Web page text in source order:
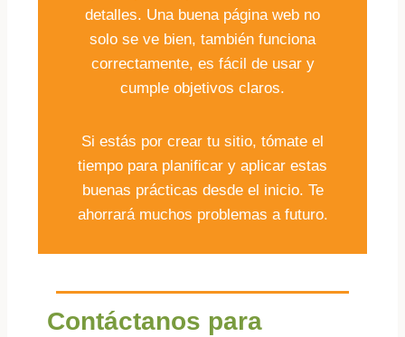
detalles. Una buena página web no
solo se ve bien, también funciona
correctamente, es fácil de usar y
cumple objetivos claros.
Si estás por crear tu sitio, tómate el
tiempo para planificar y aplicar estas
buenas prácticas desde el inicio. Te
ahorrará muchos problemas a futuro.
Contáctanos para